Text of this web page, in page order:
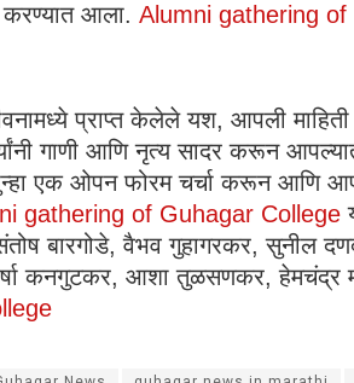
करण्यात आला. Alumni gathering
प्राप्त केलेले यश, आपली
गाणी आणि नृत्य सादर करून
एक ओपन फोरम चर्चा करून आणि
gathering of Guhagar College
बारगोडे, वैभव गुहागरकर, सुनील
कनगुटकर, आशा तुळसणकर, हेमचंद्र